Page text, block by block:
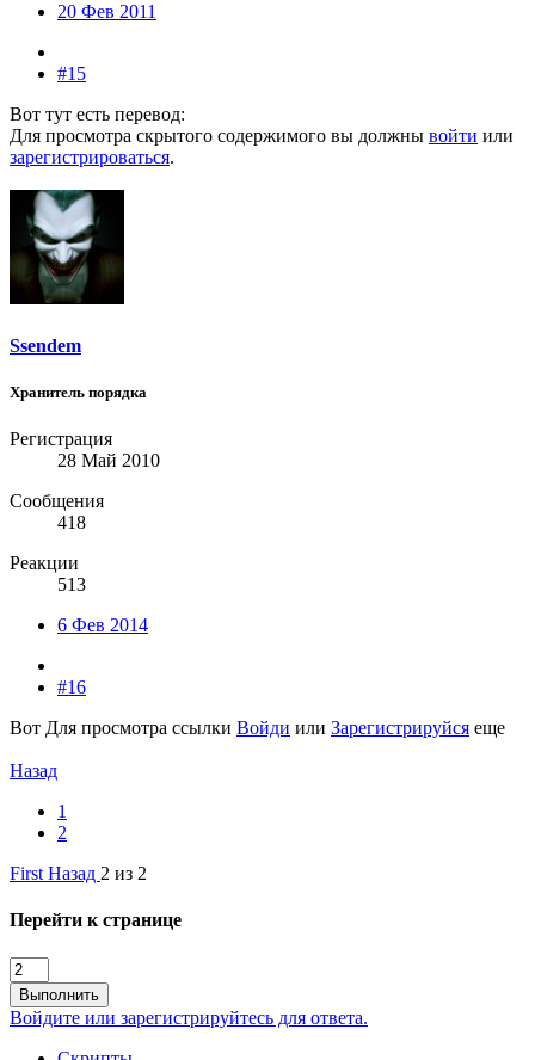
20 Фев 2011
#15
Вот тут есть перевод:
Для просмотра скрытого содержимого вы должны войти или
зарегистрироваться.
Ssendem
Хранитель порядка
Регистрация
28 Май 2010
Сообщения
418
Реакции
513
6 Фев 2014
#16
Вот Для просмотра ссылки Войди или Зарегистрируйся еще
Назад
1
2
First Назад 2 из 2
Перейти к странице
Выполнить
Войдите или зарегистрируйтесь для ответа.